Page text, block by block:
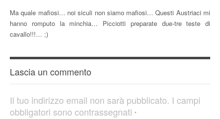
Ma quale mafiosi… noi siculi non siamo mafiosi… Questi Austriaci mi
hanno romputo la minchia… Picciotti preparate due-tre teste di
cavallo!!!… ;)
Lascia un commento
Il tuo indirizzo email non sarà pubblicato. I campi
obbligatori sono contrassegnati *